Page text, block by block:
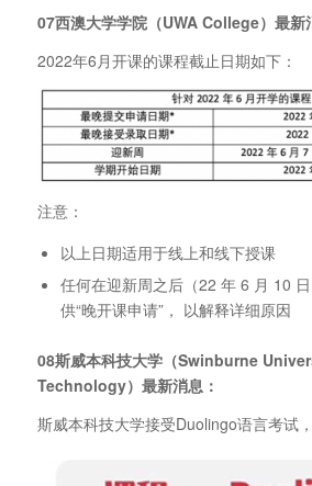
07西澳大学学院（UWA College）最新
2022年6月开课的课程截止日期如下：
注意：
以上日期适用于线上和线下授课
任何在迎新周之后（22 年 6 月 10
供“晚开课申请”， 以解释详细原因
08斯威本科技大学（Swinburne
Technology）最新消息：
斯威本科技大学接受Duolingo语言考试